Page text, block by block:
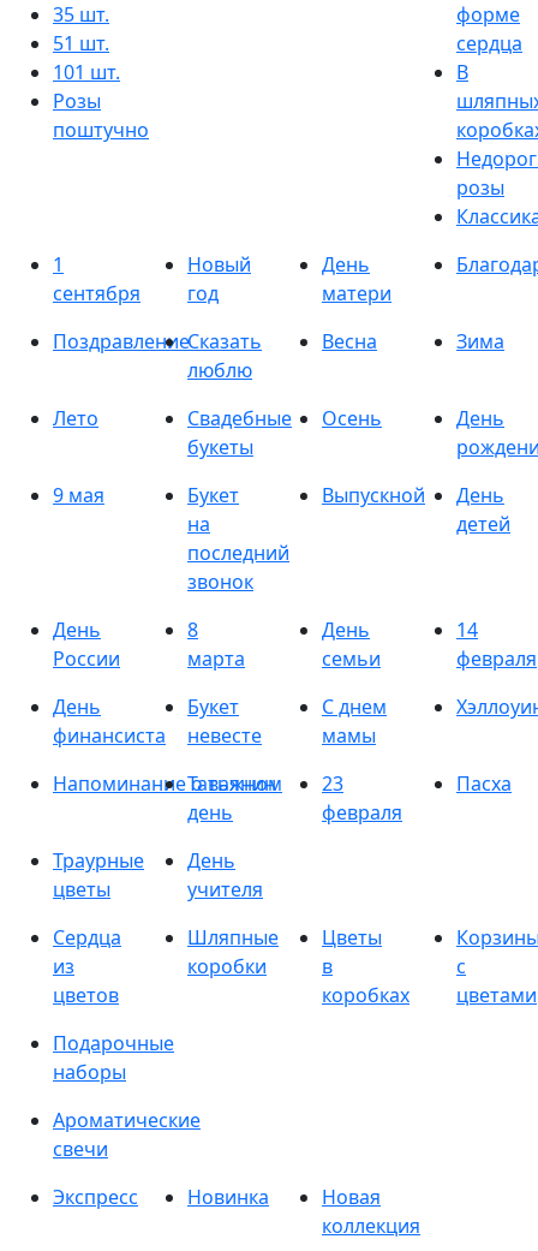
35 шт.
51 шт.
101 шт.
Розы
поштучно
форме
сердца
В
розы
1
сентября
Новый
год
День
матери
ПоздравлениеСказать
люблю
Весна Зима
Лето
Свадебные
букеты
Осень
День
9 мая
Букет
на
последний
звонок
Выпускной
День
детей
День
России
8
марта
День
семьи
14
февраля
День
финансиста
Букет
невесте
С днем
мамы
Напоминание о важном
Татьянин
день
23
февраля
Пасха
Траурные
цветы
День
учителя
Сердца
из
цветов
Шляпные
коробки
Цветы
в
коробках
с
цветами
Подарочные
наборы
Ароматические
свечи
Экспресс
Новинка
Новая
коллекция